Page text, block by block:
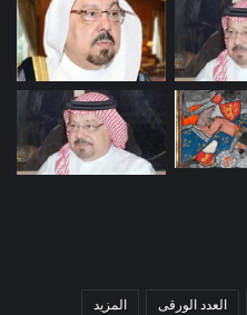
العدد الورقى المزيد